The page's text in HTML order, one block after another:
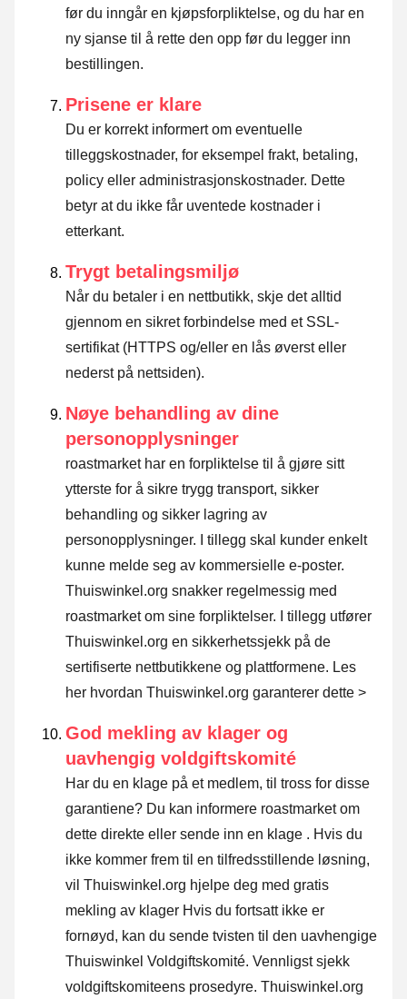
før du inngår en kjøpsforpliktelse, og du har en
ny sjanse til å rette den opp før du legger inn
bestillingen.
Prisene er klare
Du er korrekt informert om eventuelle
tilleggskostnader, for eksempel frakt, betaling,
policy eller administrasjonskostnader. Dette
betyr at du ikke får uventede kostnader i
etterkant.
Trygt betalingsmiljø
Når du betaler i en nettbutikk, skje det alltid
gjennom en sikret forbindelse med et SSL-
sertifikat (HTTPS og/eller en lås øverst eller
nederst på nettsiden).
Nøye behandling av dine
personopplysninger
roastmarket har en forpliktelse til å gjøre sitt
ytterste for å sikre trygg transport, sikker
behandling og sikker lagring av
personopplysninger. I tillegg skal kunder enkelt
kunne melde seg av kommersielle e-poster.
Thuiswinkel.org snakker regelmessig med
roastmarket om sine forpliktelser. I tillegg utfører
Thuiswinkel.org en sikkerhetssjekk på de
sertifiserte nettbutikkene og plattformene. Les
her hvordan Thuiswinkel.org garanterer dette >
God mekling av klager og
uavhengig voldgiftskomité
Har du en klage på et medlem, til tross for disse
garantiene? Du kan informere roastmarket om
dette direkte eller sende inn en klage . Hvis du
ikke kommer frem til en tilfredsstillende løsning,
vil Thuiswinkel.org hjelpe deg med gratis
mekling av klager Hvis du fortsatt ikke er
fornøyd, kan du sende tvisten til den uavhengige
Thuiswinkel Voldgiftskomité. Vennligst sjekk
voldgiftskomiteens prosedyre. Thuiswinkel.org